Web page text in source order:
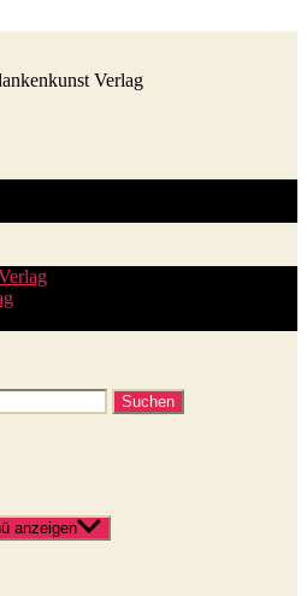
Verlag
anzeigen